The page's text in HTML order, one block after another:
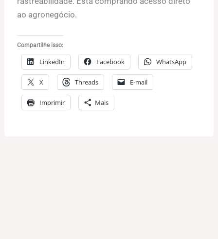
ao agronegócio.
Compartilhe isso:
LinkedIn Facebook WhatsApp
X Threads E-mail
Imprimir Mais